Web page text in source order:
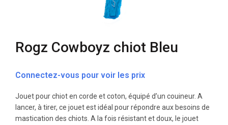
Rogz Cowboyz chiot Bleu
Connectez-vous pour voir les prix
Jouet pour chiot en corde et coton, équipé d’un couineur. A
lancer, à tirer, ce jouet est idéal pour répondre aux besoins de
mastication des chiots. A la fois résistant et doux, le jouet